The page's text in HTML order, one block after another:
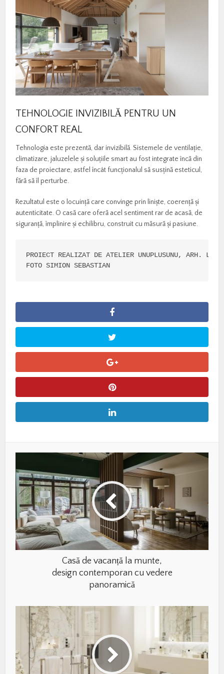
TEHNOLOGIE INVIZIBILĂ PENTRU UN
CONFORT REAL
Tehnologia este prezentă, dar invizibilă. Sistemele de ventilație,
climatizare, jaluzelele și soluțiile smart au fost integrate încă din
faza de proiectare, astfel încât funcționalul să susțină esteticul,
fără să îl perturbe.
Rezultatul este o locuință care convinge prin liniște, coerență și
autenticitate. O casă care oferă acel sentiment rar de acasă, de
siguranță, împlinire și echilibru, construit cu măsură și pasiune.
PROIECT REALIZAT DE ATELIER UNUPLUSUNU, ARH.
FOTO SIMION SEBASTIAN
Casă de vacanță la munte,
design contemporan cu vedere
panoramică